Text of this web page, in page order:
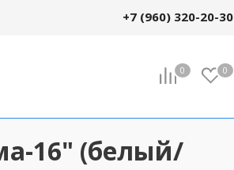
+7 (960) 320-20-30
0 0
16" (белый/